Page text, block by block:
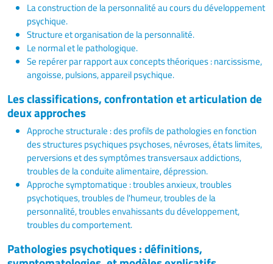
La construction de la personnalité au cours du développement
psychique.
Structure et organisation de la personnalité.
Le normal et le pathologique.
Se repérer par rapport aux concepts théoriques : narcissisme,
angoisse, pulsions, appareil psychique.
Les classifications, confrontation et articulation de
deux approches
Approche structurale : des profils de pathologies en fonction
des structures psychiques psychoses, névroses, états limites,
perversions et des symptômes transversaux addictions,
troubles de la conduite alimentaire, dépression.
Approche symptomatique : troubles anxieux, troubles
psychotiques, troubles de l'humeur, troubles de la
personnalité, troubles envahissants du développement,
troubles du comportement.
Pathologies psychotiques : définitions,